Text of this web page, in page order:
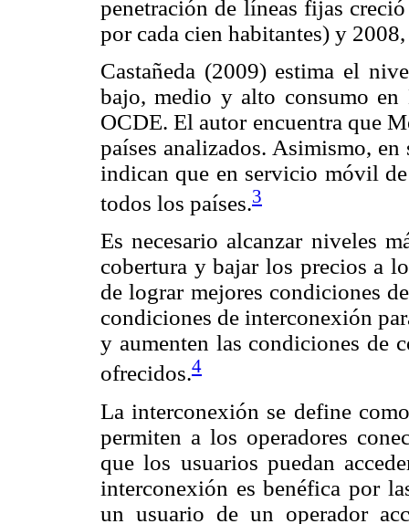
penetración de líneas fijas
por cada cien habitantes) y
Castañeda (2009) estima el
bajo, medio y alto consumo
OCDE. El autor encuentra que
países analizados. Asimismo,
indican que en servicio móvil
todos los países.3
Es necesario alcanzar niveles
cobertura y bajar los precios a
de lograr mejores condiciones
condiciones de interconexión
y aumenten las condiciones de
ofrecidos.4
La interconexión se define
permiten a los operadores
que los usuarios puedan
interconexión es benéfica por
un usuario de un operador